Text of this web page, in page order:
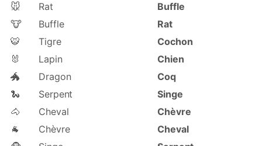
🐭
Rat
Buffle
🐮
Buffle
Rat
🐯
Tigre
Cochon
🐰
Lapin
Chien
🐲
Dragon
Coq
🐍
Serpent
Singe
🐴
Cheval
Chèvre
🐐
Chèvre
Cheval